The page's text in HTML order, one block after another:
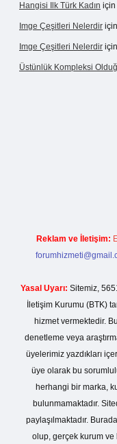
Hangisi Ilk Türk Kadın için
Imge Çeşitleri Nelerdir için
Imge Çeşitleri Nelerdir için
Üstünlük Kompleksi
Reklam ve İletişim:
Yasal Uyarı: Sitemiz,
İletişim Kurumu (BTK)
hizmet vermektedir.
denetleme veya
üyelerimiz yazdıkları
üye olarak bu
herhangi bir marka,
bulunmamaktadır.
paylaşılmaktadır.
olup, gerçek kurum ve